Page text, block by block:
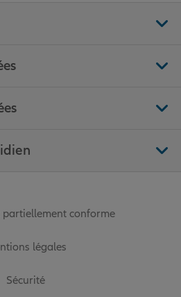
partiellement conforme
légales
Sécurité